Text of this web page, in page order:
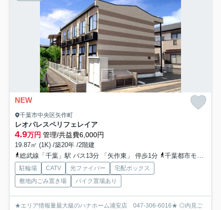
NEW
千葉市中央区矢作町
レオパレスペリフェレイア
4.9万円 管理/共益費6,000円
19.87㎡ (1K) /築20年 /2階建
総武線「千葉」駅 バス13分 「矢作東」 停歩1分
千葉都市モノレール「県庁前」駅 徒歩22分
駐輪場 CATV 光ファイバー
宅配ボックス
敷地内ごみ置き場
バイク置場あり
★エリア情報量最大級のハナホーム浦安店 047-306-6016★ ◎内見ご